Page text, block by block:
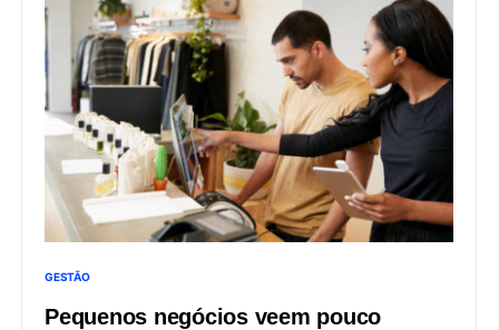
GESTÃO
Pequenos negócios veem pouco